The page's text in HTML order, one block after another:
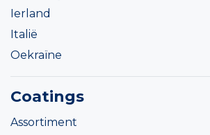
Ierland
Italië
Oekraïne
Coatings
Assortiment